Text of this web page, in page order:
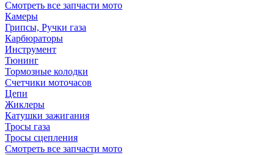
Смотреть все запчасти мото
Камеры
Грипсы, Ручки газа
Карбюраторы
Инструмент
Тюнинг
Тормозные колодки
Счетчики моточасов
Цепи
Жиклеры
Катушки зажигания
Тросы газа
Тросы сцепления
Смотреть все запчасти мото